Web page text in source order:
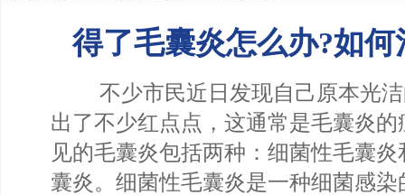
得了毛囊炎怎么办?如何
不少市民近日发现自己原本光洁
出了不少红点点，这通常是毛囊炎
见的毛囊炎包括两种：细菌性毛囊
囊炎。细菌性毛囊炎是一种细菌感